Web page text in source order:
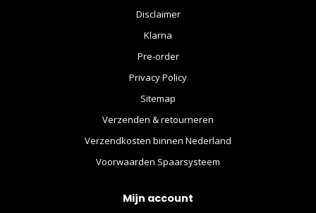
Disclaimer
Klarna
Pre-order
Privacy Policy
Sitemap
Verzenden & retourneren
Verzendkosten binnen Nederland
Voorwaarden Spaarsysteem
Mijn account